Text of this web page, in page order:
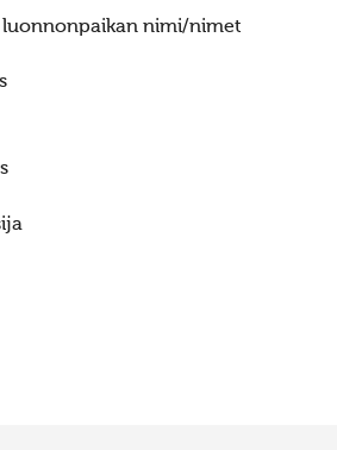
luonnonpaikan nimi/nimet